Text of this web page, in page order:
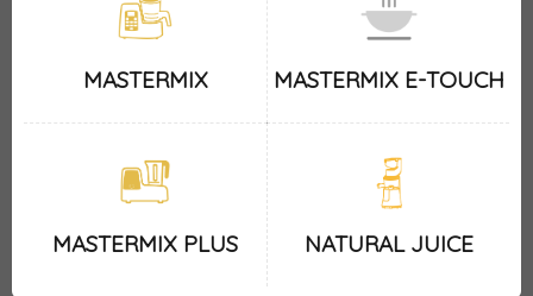
MASTERMIX MASTERMIX E-TOUCH
MASTERMIX PLUS NATURAL JUICE